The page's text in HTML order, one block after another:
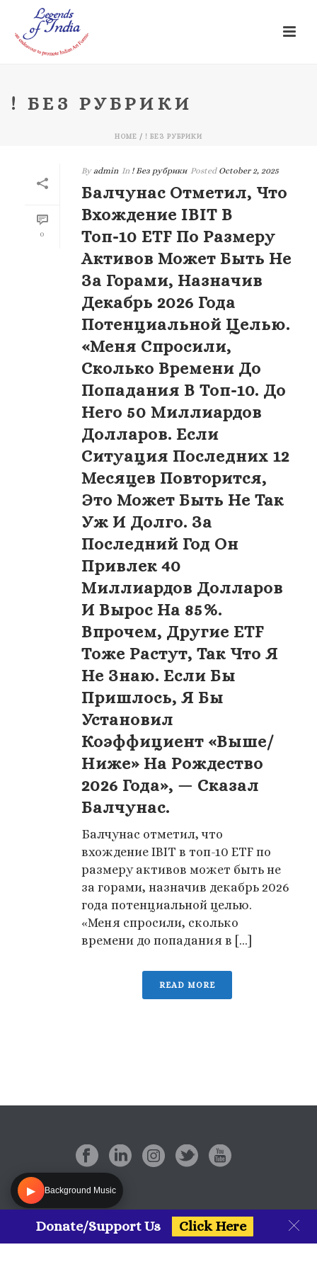
! БЕЗ РУБРИКИ
HOME / ! БЕЗ РУБРИКИ
0
By admin In ! Без рубрики Posted October 2, 2025
Балчунас Отметил, Что
Вхождение IBIT В
Топ-10 ETF По Размеру
Активов Может Быть Не
За Горами, Назначив
Декабрь 2026 Года
Потенциальной Целью.
«Меня Спросили,
Сколько Времени До
Попадания В Топ-10. До
Него 50 Миллиардов
Долларов. Если
Ситуация Последних 12
Месяцев Повторится,
Это Может Быть Не Так
Уж И Долго. За
Последний Год Он
Привлек 40
Миллиардов Долларов
И Вырос На 85%.
Впрочем, Другие ETF
Тоже Растут, Так Что Я
Не Знаю. Если Бы
Пришлось, Я Бы
Установил
Коэффициент «выше/
Ниже» На Рождество
2026 Года», — Сказал
Балчунас.
Балчунас отметил, что
вхождение IBIT в топ-10 ETF по
размеру активов может быть не
за горами, назначив декабрь 2026
года потенциальной целью.
«Меня спросили, сколько
времени до попадания в [...]
READ MORE
Copyright All Rights Reserved © 2020 Legends Of India
▶ Background Music
Donate/Support Us Click Here